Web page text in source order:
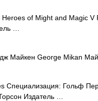
of Might and Magic V
…
Майкен George Mikan
Специализация: Гольф
Издатель …